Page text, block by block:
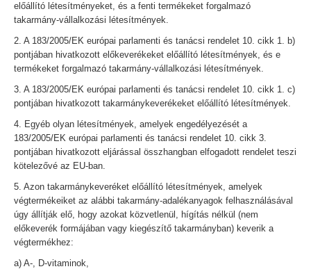
előállító létesítményeket, és a fenti termékeket forgalmazó
takarmány-vállalkozási létesítmények.
2. A 183/2005/EK európai parlamenti és tanácsi rendelet 10. cikk 1. b)
pontjában hivatkozott előkeverékeket előállító létesítmények, és e
termékeket forgalmazó takarmány-vállalkozási létesítmények.
3. A 183/2005/EK európai parlamenti és tanácsi rendelet 10. cikk 1. c)
pontjában hivatkozott takarmánykeverékeket előállító létesítmények.
4. Egyéb olyan létesítmények, amelyek engedélyezését a
183/2005/EK európai parlamenti és tanácsi rendelet 10. cikk 3.
pontjában hivatkozott eljárással összhangban elfogadott rendelet teszi
kötelezővé az EU-ban.
5. Azon takarmánykeveréket előállító létesítmények, amelyek
végtermékeiket az alábbi takarmány-adalékanyagok felhasználásával
úgy állítják elő, hogy azokat közvetlenül, hígítás nélkül (nem
előkeverék formájában vagy kiegészítő takarmányban) keverik a
végtermékhez:
a) A-, D-vitaminok,